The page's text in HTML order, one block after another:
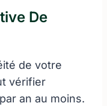
De
de votre
vérifier
an au moins.